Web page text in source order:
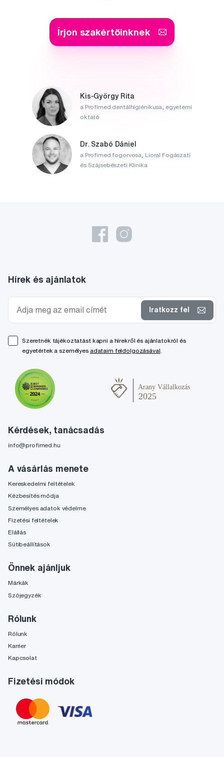
Írjon szakértőinknek
Kis-György Rita
a Profimed dentálhigiénikusa, egyetemi
oktató
Dr. Szabó Dániel
a Profimed fogorvosa, Lioral Fogászati
és Szájsebészeti Klinika
Kérdések, tanácsadás
info@profimed.hu
A vásárlás menete
Kereskedelmi feltételek
Kézbesítés módja
Személyes adatok védelme
Fizetési feltételek
Elállás
Sütibeállítások
Önnek ajánljuk
Márkák
Szójegyzék
Rólunk
Rólunk
Karrier
Kapcsolat
Fizetési módok
Hírek és ajánlatok
Iratkozz fel
Szeretnék tájékoztatást kapni a hírekről és ajánlatokról és
egyetértek a személyes adataim feldolgozásával